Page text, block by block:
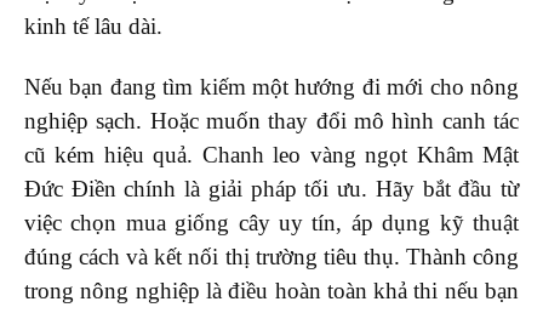
kinh tế lâu dài.
Nếu bạn đang tìm kiếm một hướng đi mới cho nông
nghiệp sạch. Hoặc muốn thay đổi mô hình canh tác
cũ kém hiệu quả. Chanh leo vàng ngọt Khâm Mật
Đức Điền chính là giải pháp tối ưu. Hãy bắt đầu từ
việc chọn mua giống cây uy tín, áp dụng kỹ thuật
đúng cách và kết nối thị trường tiêu thụ. Thành công
trong nông nghiệp là điều hoàn toàn khả thi nếu bạn